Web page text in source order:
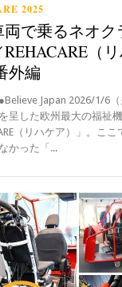
2025
で乗るネオク
（リ
外編
Japan 2026/1/6
呈した欧州最大の福祉
（リハケア）」。こ
かった「...